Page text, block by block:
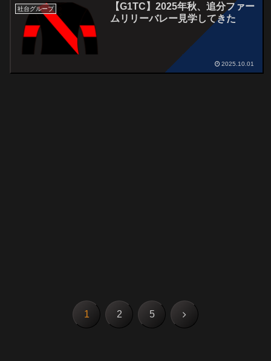
社台グループ
【G1TC】2025年秋、追分ファー
ムリリーバレー見学してきた
2025.10.01
1 2 5 次